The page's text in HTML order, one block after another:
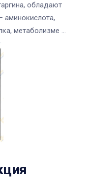
обладают
аминокислота,
метаболизме ...